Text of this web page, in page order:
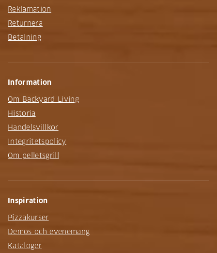
Reklamation
Returnera
Betalning
Information
Om Backyard Living
Historia
Handelsvillkor
Integritetspolicy
Om pelletsgrill
Inspiration
Pizzakurser
Demos och evenemang
Kataloger